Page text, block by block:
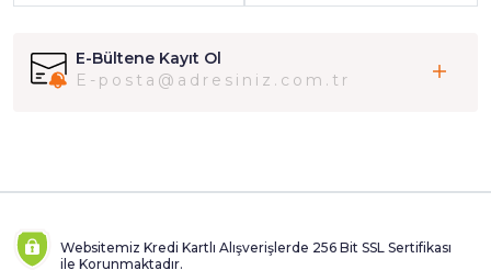
E-Bültene Kayıt Ol
Websitemiz Kredi Kartlı Alışverişlerde 256 Bit SSL Sertifikası
ile Korunmaktadır.